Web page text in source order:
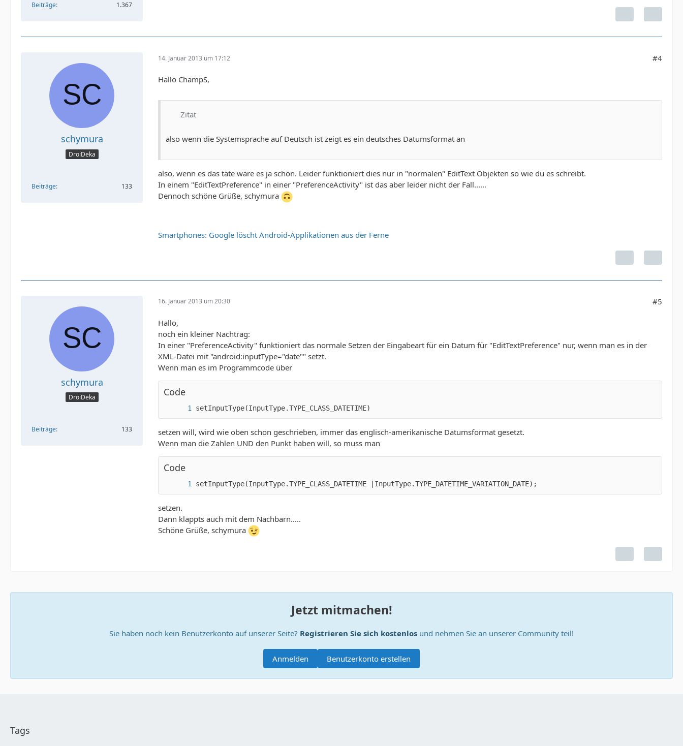
Beiträge
1.367
schymura
DroiDeka
Beiträge 133
14. Januar 2013 um 17:12 #4
Hallo ChampS,
Zitat
also wenn die Systemsprache auf Deutsch ist zeigt es ein deutsches Datumsformat an
also, wenn es das täte wäre es ja schön. Leider funktioniert dies nur in "normalen" EditText Objekten so wie du es schreibt.
In einem "EditTextPreference" in einer "PreferenceActivity" ist das aber leider nicht der Fall......
Dennoch schöne Grüße, schymura
Smartphones: Google löscht Android-Applikationen aus der Ferne
schymura
DroiDeka
Beiträge 133
16. Januar 2013 um 20:30 #5
Hallo,
noch ein kleiner Nachtrag:
In einer "PreferenceActivity" funktioniert das normale Setzen der Eingabeart für ein Datum für "EditTextPreference" nur, wenn man es in der
XML-Datei mit "android:inputType="date"" setzt.
Wenn man es im Programmcode über
Code
setInputType(InputType.TYPE_CLASS_DATETIME)
setzen will, wird wie oben schon geschrieben, immer das englisch-amerikanische Datumsformat gesetzt.
Wenn man die Zahlen UND den Punkt haben will, so muss man
Code
setInputType(InputType.TYPE_CLASS_DATETIME |InputType.TYPE_DATETIME_VARIATION_DATE);
setzen.
Dann klappts auch mit dem Nachbarn.....
Schöne Grüße, schymura
Jetzt mitmachen!
Sie haben noch kein Benutzerkonto auf unserer Seite? Registrieren Sie sich kostenlos und nehmen Sie an unserer Community teil!
Benutzerkonto erstellen
Anmelden
Tags